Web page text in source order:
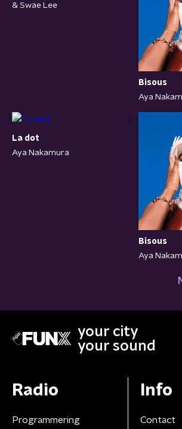
& Swae Lee
Bisous
Aya
La dot
Aya Nakamura
Bisous
Aya
your city
your sound
Radio
Programmering
Info
Contact